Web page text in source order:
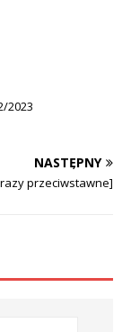
2023
NASTĘPNY
przeciwstawne]